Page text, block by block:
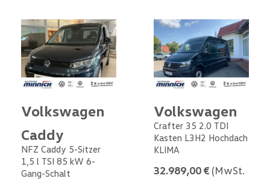
Volkswagen
Caddy
NFZ Caddy 5-Sitzer
1,5 l TSI 85 kW 6-
Gang-Schalt
Volkswagen
Crafter 35 2.0 TDI
Kasten L3H2 Hochdach
KLIMA
32.989,00 € (MwSt.